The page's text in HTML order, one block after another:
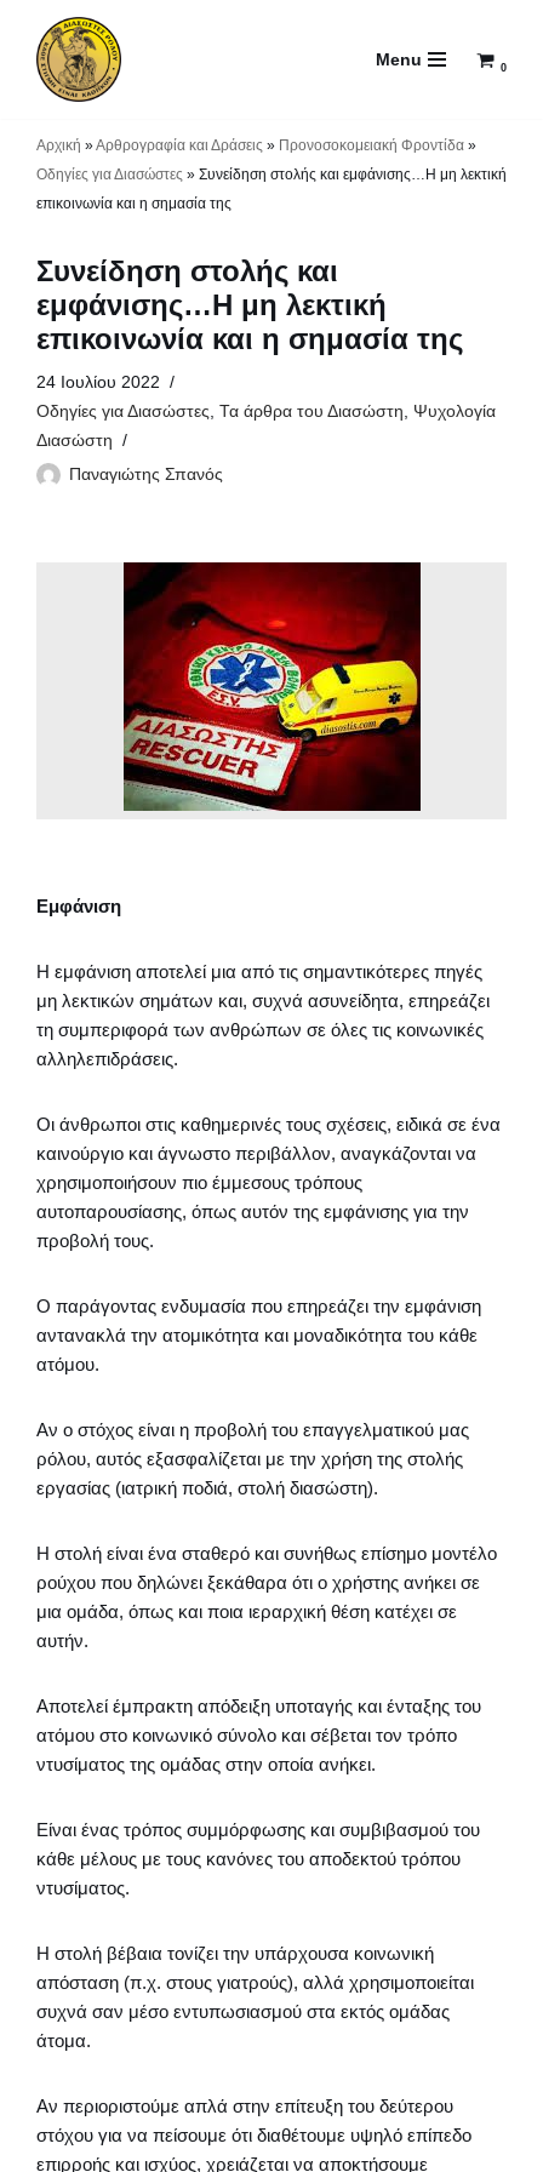
Μεταπηδήστε
Menu 0
Αρχική »Αρθρογραφία και Δράσεις » Προνοσοκομειακή Φροντίδα »
Οδηγίες για Διασώστες » Συνείδηση στολής και εμφάνισης…Η μη λεκτική
επικοινωνία και η σημασία της
Συνείδηση στολής και
εμφάνισης…Η μη λεκτική
επικοινωνία και η σημασία της
24 Ιουλίου 2022
Οδηγίες για Διασώστες, Τα άρθρα του Διασώστη, Ψυχολογία
Διασώστη
Παναγιώτης Σπανός
Εμφάνιση
Η εμφάνιση αποτελεί μια από τις σημαντικότερες πηγές
μη λεκτικών σημάτων και, συχνά ασυνείδητα, επηρεάζει
τη συμπεριφορά των ανθρώπων σε όλες τις κοινωνικές
αλληλεπιδράσεις.
Οι άνθρωποι στις καθημερινές τους σχέσεις, ειδικά σε ένα
καινούργιο και άγνωστο περιβάλλον, αναγκάζονται να
χρησιμοποιήσουν πιο έμμεσους τρόπους
αυτοπαρουσίασης, όπως αυτόν της εμφάνισης για την
προβολή τους.
Ο παράγοντας ενδυμασία που επηρεάζει την εμφάνιση
αντανακλά την ατομικότητα και μοναδικότητα του κάθε
ατόμου.
Αν ο στόχος είναι η προβολή του επαγγελματικού μας
ρόλου, αυτός εξασφαλίζεται με την χρήση της στολής
εργασίας (ιατρική ποδιά, στολή διασώστη).
Η στολή είναι ένα σταθερό και συνήθως επίσημο μοντέλο
ρούχου που δηλώνει ξεκάθαρα ότι ο χρήστης ανήκει σε
μια ομάδα, όπως και ποια ιεραρχική θέση κατέχει σε
αυτήν.
Αποτελεί έμπρακτη απόδειξη υποταγής και ένταξης του
ατόμου στο κοινωνικό σύνολο και σέβεται τον τρόπο
ντυσίματος της ομάδας στην οποία ανήκει.
Είναι ένας τρόπος συμμόρφωσης και συμβιβασμού του
κάθε μέλους με τους κανόνες του αποδεκτού τρόπου
ντυσίματος.
Η στολή βέβαια τονίζει την υπάρχουσα κοινωνική
απόσταση (π.χ. στους γιατρούς), αλλά χρησιμοποιείται
συχνά σαν μέσο εντυπωσιασμού στα εκτός ομάδας
άτομα.
Αν περιοριστούμε απλά στην επίτευξη του δεύτερου
στόχου για να πείσουμε ότι διαθέτουμε υψηλό επίπεδο
επιρροής και ισχύος, χρειάζεται να αποκτήσουμε